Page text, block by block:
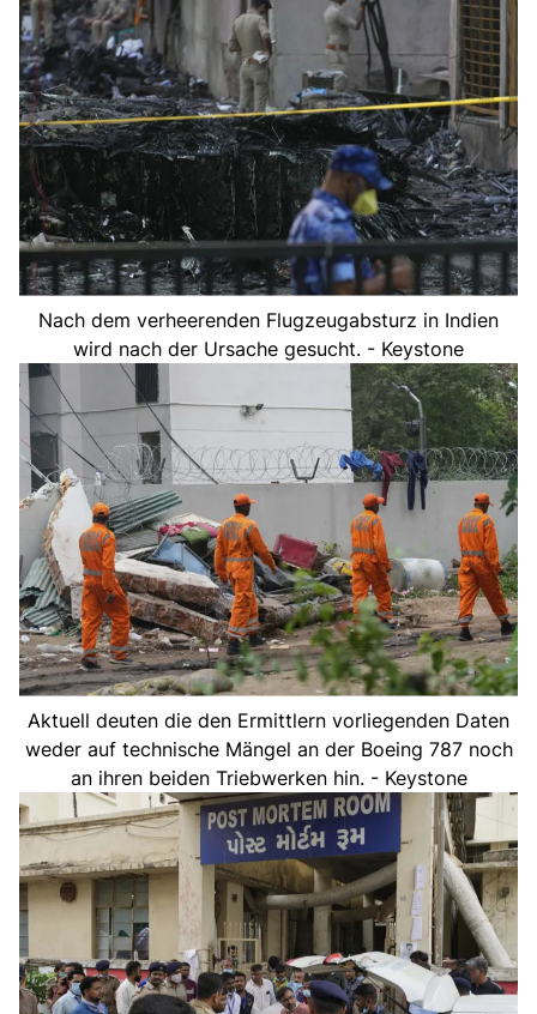
Nach dem verheerenden Flugzeugabsturz in Indien
wird nach der Ursache gesucht. - Keystone
Aktuell deuten die den Ermittlern vorliegenden Daten
weder auf technische Mängel an der Boeing 787 noch
an ihren beiden Triebwerken hin. - Keystone